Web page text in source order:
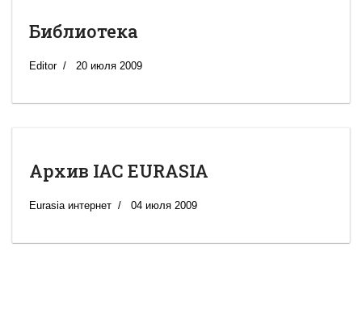
Библиотека
Editor 20 июля 2009
Архив IAC EURASIA
Eurasia интернет 04 июля 2009